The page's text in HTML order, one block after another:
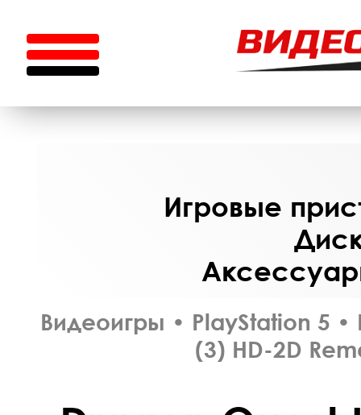
Игровые
Видеоигры • PlayStation 5 •
(3) HD-2D